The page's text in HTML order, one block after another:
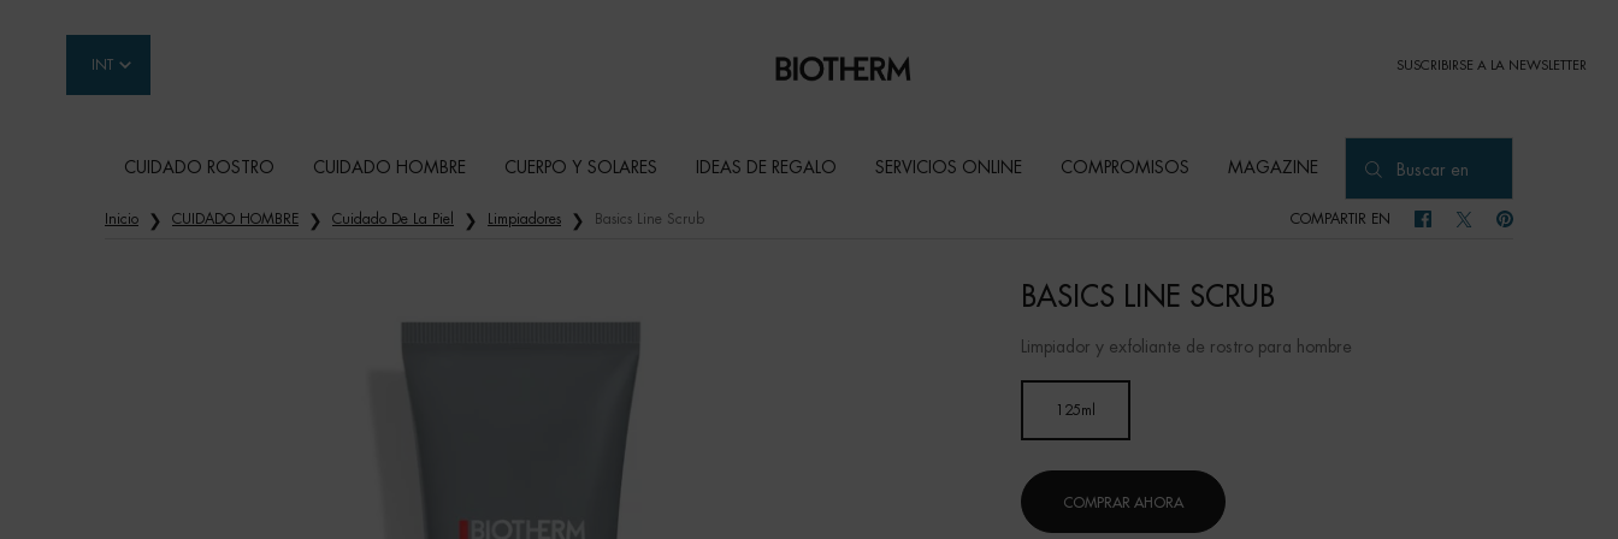
INT SUSCRIBIRSE A LA NEWSLETTER
CUIDADO ROSTRO CUIDADO HOMBRE CUERPO Y SOLARES IDEAS DE REGALO SERVICIOS ONLINE COMPROMISOS MAGAZINE Buscar en
Contenido principal
Inicio CUIDADO HOMBRE Cuidado De La Piel Limpiadores Basics Line Scrub COMPARTIR EN COMPARTIR EN FACEBOOK
COMPARTIR EN TWITTER
COMPARTIR EN
BASICS LINE SCRUB
Limpiador y exfoliante de rostro para hombre
Selected
125ml
, 1 of 1
COMPRAR AHORA